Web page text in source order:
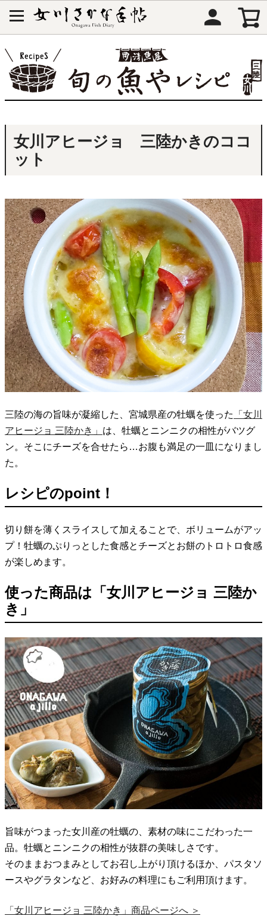
女川アヒージョ 三陸かきのココ
ット
三陸の海の旨味が凝縮した、宮城県産の牡蠣を使った
「女川
アヒージョ 三陸かき」 は、牡蠣とニンニクの相性がバツグ
ン。そこにチーズを合せたら…お腹も満足の一皿になりまし
た。
レシピのpoint！
切り餅を薄くスライスして加えることで、ボリュームがアッ
プ！牡蠣のぷりっとした食感とチーズとお餅のトロトロ食感
が楽しめます。
使った商品は「女川アヒージョ 三陸か
き」
旨味がつまった女川産の牡蠣の、素材の味にこだわった一
品。牡蠣とニンニクの相性が抜群の美味しさです。
そのままおつまみとしてお召し上がり頂けるほか、パスタソ
ースやグラタンなど、お好みの料理にもご利用頂けます。
「女川アヒージョ 三陸かき」商品ページへ ＞